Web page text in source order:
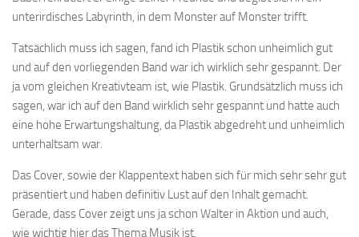
unterirdisches Labyrinth, in dem Monster auf Monster trifft.
Tatsächlich muss ich sagen, fand ich Plastik schon unheimlich gut
und auf den vorliegenden Band war ich wirklich sehr gespannt. Der
ja vom gleichen Kreativteam ist, wie Plastik. Grundsätzlich muss ich
sagen, war ich auf den Band wirklich sehr gespannt und hatte auch
eine hohe Erwartungshaltung, da Plastik abgedreht und unheimlich
unterhaltsam war.
Das Cover, sowie der Klappentext haben sich für mich sehr sehr gut
präsentiert und haben definitiv Lust auf den Inhalt gemacht.
Gerade, dass Cover zeigt uns ja schon Walter in Aktion und auch,
wie wichtig hier das Thema Musik ist.